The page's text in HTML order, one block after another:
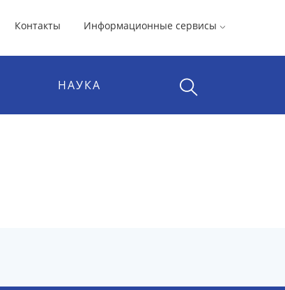
Контакты Информационные сервисы
НАУКА